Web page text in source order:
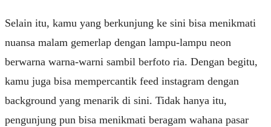
Selain itu, kamu yang berkunjung ke sini bisa menikmati
nuansa malam gemerlap dengan lampu-lampu neon
berwarna warna-warni sambil berfoto ria. Dengan begitu,
kamu juga bisa mempercantik feed instagram dengan
background yang menarik di sini. Tidak hanya itu,
pengunjung pun bisa menikmati beragam wahana pasar